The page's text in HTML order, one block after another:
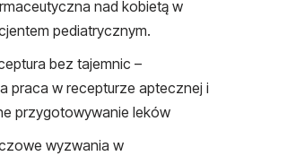
nad kobietą w
pediatrycznym.
bez tajemnic –
praca w recepturze aptecznej i
przygotowywanie leków
wyzwania w